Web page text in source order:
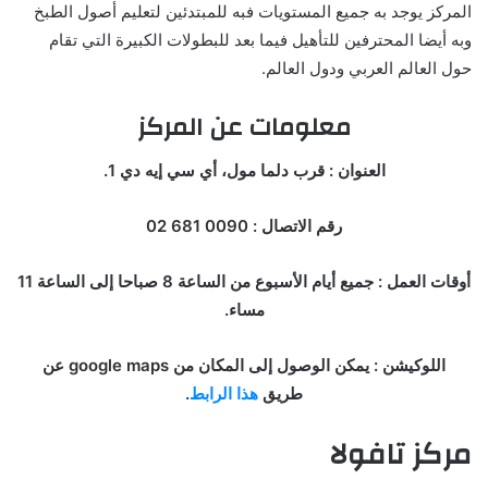
المركز يوجد به جميع المستويات فبه للمبتدئين لتعليم أصول الطبخ
وبه أيضا المحترفين للتأهيل فيما بعد للبطولات الكبيرة التي تقام
حول العالم العربي ودول العالم.
معلومات عن المركز
العنوان : قرب دلما مول، أي سي إيه دي 1.
رقم الاتصال : 0090 681 02
أوقات العمل : جميع أيام الأسبوع من الساعة 8 صباحا إلى الساعة 11
مساء.
اللوكيشن : يمكن الوصول إلى المكان من google maps عن
طريق هذا الرابط.
مركز تافولا